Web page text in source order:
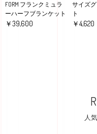
FORM フランクミュラ
ーハーフブランケット
￥39,600
サイズ
ト
￥4,620
人